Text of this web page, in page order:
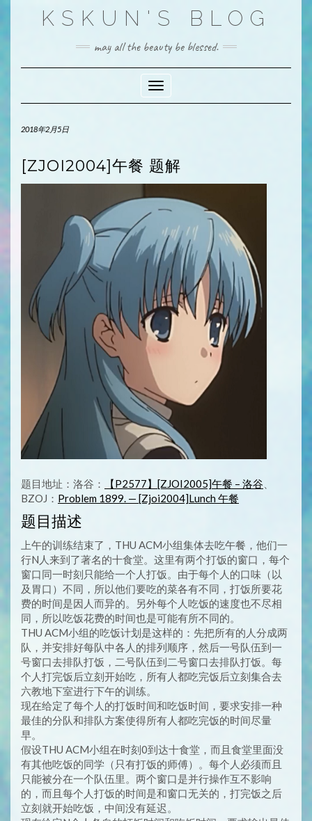
KSKUN'S BLOG
may all the beauty be blessed.
Toggle Navigation
2018年2月5日
[ZJOI2004]午餐 题解
题目地址：洛谷： 【P2577】[ZJOI2005]午餐 – 洛谷
BZOJ： Problem 1899. — [Zjoi2004]Lunch 午餐
题目描述
上午的训练结束了，THU ACM小组集体去吃午餐，他们一
行N人来到了著名的十食堂。这里有两个打饭的窗口，每个
窗口同一时刻只能给一个人打饭。由于每个人的口味（以
及胃口）不同，所以他们要吃的菜各有不同，打饭所要花
费的时间是因人而异的。另外每个人吃饭的速度也不尽相
同，所以吃饭花费的时间也是可能有所不同的。
THU ACM小组的吃饭计划是这样的：先把所有的人分成两
队，并安排好每队中各人的排列顺序，然后一号队伍到一
号窗口去排队打饭，二号队伍到二号窗口去排队打饭。每
个人打完饭后立刻开始吃，所有人都吃完饭后立刻集合去
六教地下室进行下午的训练。
现在给定了每个人的打饭时间和吃饭时间，要求安排一种
最佳的分队和排队方案使得所有人都吃完饭的时间尽量
早。
假设THU ACM小组在时刻0到达十食堂，而且食堂里面没
有其他吃饭的同学（只有打饭的师傅）。每个人必须而且
只能被分在一个队伍里。两个窗口是并行操作互不影响
的，而且每个人打饭的时间是和窗口无关的，打完饭之后
立刻就开始吃饭，中间没有延迟。